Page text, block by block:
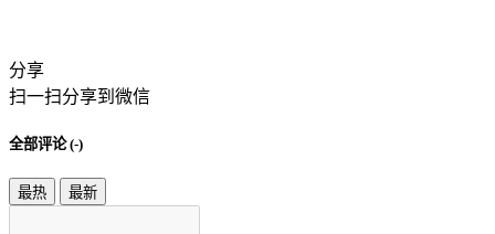
分享
扫一扫分享到微信
全部评论 (-)
最热 最新